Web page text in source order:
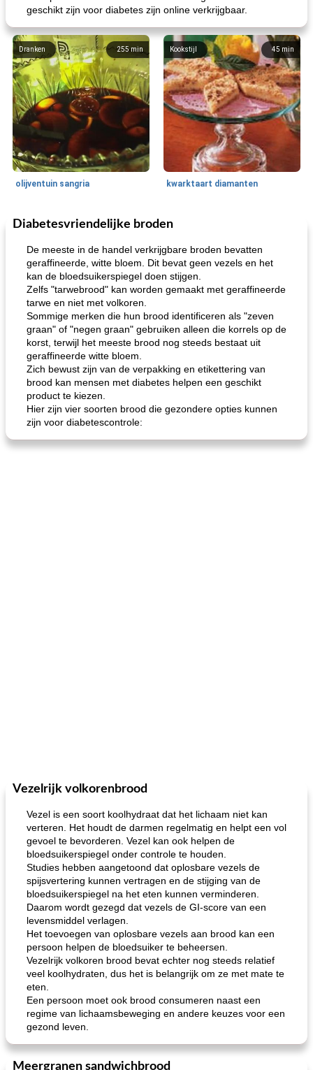
geschikt zijn voor diabetes zijn online verkrijgbaar.
255min
Dranken
olijventuin sangria
45 min
Kookstijl
kwarktaart diamanten
65min
Feestdagen en evenementen
de jamcake van Georgië tennessee
One Dish Meal
Diabetesvriendelijke broden
De meeste in de handel verkrijgbare broden bevatten
geraffineerde, witte bloem. Dit bevat geen vezels en het
kan de bloedsuikerspiegel doen stijgen.
Zelfs "tarwebrood" kan worden gemaakt met geraffineerde
tarwe en niet met volkoren.
Sommige merken die hun brood identificeren als "zeven
graan" of "negen graan" gebruiken alleen die korrels op de
korst, terwijl het meeste brood nog steeds bestaat uit
geraffineerde witte bloem.
Zich bewust zijn van de verpakking en etikettering van
brood kan mensen met diabetes helpen een geschikt
product te kiezen.
Hier zijn vier soorten brood die gezondere opties kunnen
zijn voor diabetescontrole:
Vezelrijk volkorenbrood
Vezel is een soort koolhydraat dat het lichaam niet kan
verteren. Het houdt de darmen regelmatig en helpt een vol
gevoel te bevorderen. Vezel kan ook helpen de
bloedsuikerspiegel onder controle te houden.
Studies hebben aangetoond dat oplosbare vezels de
spijsvertering kunnen vertragen en de stijging van de
bloedsuikerspiegel na het eten kunnen verminderen.
Daarom wordt gezegd dat vezels de GI-score van een
levensmiddel verlagen.
Het toevoegen van oplosbare vezels aan brood kan een
persoon helpen de bloedsuiker te beheersen.
Vezelrijk volkoren brood bevat echter nog steeds relatief
veel koolhydraten, dus het is belangrijk om ze met mate te
eten.
Een persoon moet ook brood consumeren naast een
regime van lichaamsbeweging en andere keuzes voor een
gezond leven.
Meergranen sandwichbrood